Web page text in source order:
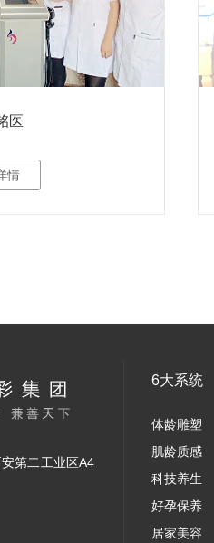
医
情
第二工业区A4
6大系统
体龄雕塑
肌龄质感
科技养生
好孕保养
居家美容